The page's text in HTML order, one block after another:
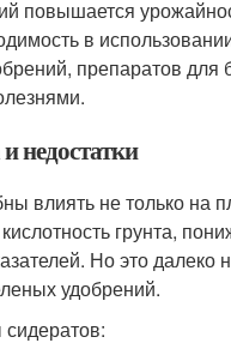
повышается
в
препаратов для
недостатки
влиять не только на
грунта,
Но это далеко
удобрений.